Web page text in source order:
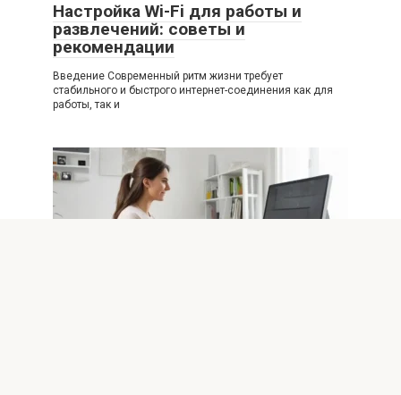
Настройка Wi-Fi для работы и
развлечений: советы и
рекомендации
Введение Современный ритм жизни требует
стабильного и быстрого интернет-соединения как для
работы, так и